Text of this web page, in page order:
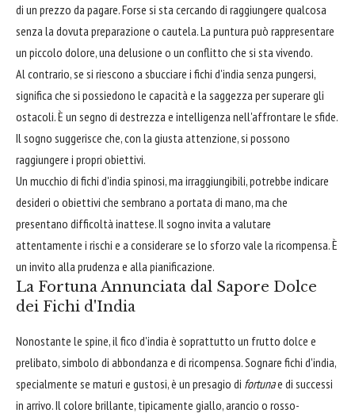
di un prezzo da pagare. Forse si sta cercando di raggiungere qualcosa
senza la dovuta preparazione o cautela. La puntura può rappresentare
un piccolo dolore, una delusione o un conflitto che si sta vivendo.
Al contrario, se si riescono a sbucciare i fichi d'india senza pungersi,
significa che si possiedono le capacità e la saggezza per superare gli
ostacoli. È un segno di destrezza e intelligenza nell'affrontare le sfide.
Il sogno suggerisce che, con la giusta attenzione, si possono
raggiungere i propri obiettivi.
Un mucchio di fichi d'india spinosi, ma irraggiungibili, potrebbe indicare
desideri o obiettivi che sembrano a portata di mano, ma che
presentano difficoltà inattese. Il sogno invita a valutare
attentamente i rischi e a considerare se lo sforzo vale la ricompensa. È
un invito alla prudenza e alla pianificazione.
La Fortuna Annunciata dal Sapore Dolce
dei Fichi d'India
Nonostante le spine, il fico d'india è soprattutto un frutto dolce e
prelibato, simbolo di abbondanza e di ricompensa. Sognare fichi d'india,
specialmente se maturi e gustosi, è un presagio di fortunae di successi
in arrivo. Il colore brillante, tipicamente giallo, arancio o rosso-